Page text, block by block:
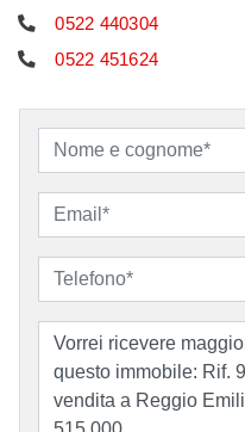
0522 440304
0522 451624